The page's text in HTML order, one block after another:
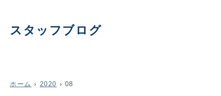
スタッフブログ
ホーム › 2020 › 08